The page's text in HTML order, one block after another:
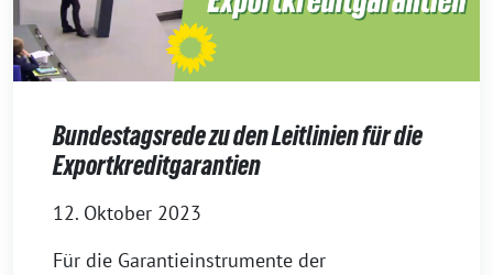
Bundestagsrede zu den Leitlinien für die
Exportkreditgarantien
12. Oktober 2023
Für die Garantieinstrumente der